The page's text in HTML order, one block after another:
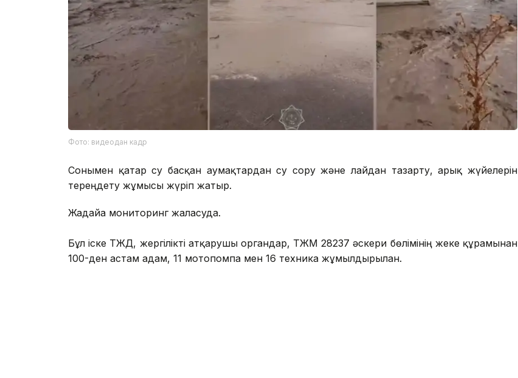
Фото: видеодан кадр
Сонымен қатар су басқан аумақтардан су сору және лайдан тазарту, арық жүйелерін
тереңдету жұмысы жүріп жатыр.
Жағдайға мониторинг жалғасуда.
Бұл іске ТЖД, жергілікті атқарушы органдар, ТЖМ 28237 әскери бөлімінің жеке құрамынан
100-ден астам адам, 11 мотопомпа мен 16 техника жұмылдырылған.